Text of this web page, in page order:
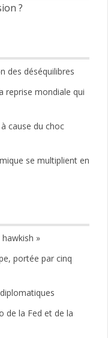
?
des déséquilibres
reprise mondiale qui
cause du choc
se multiplient en
»
portée par cinq
de la Fed et de la